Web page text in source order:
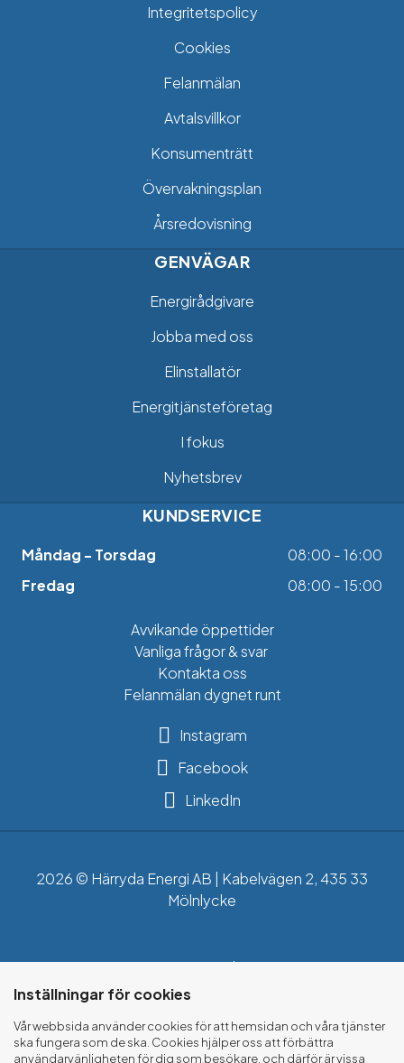
Integritetspolicy
Cookies
Felanmälan
Avtalsvillkor
Konsumenträtt
Övervakningsplan
Årsredovisning
GENVÄGAR
Energirådgivare
Jobba med oss
Elinstallatör
Energitjänsteföretag
I fokus
Nyhetsbrev
KUNDSERVICE
Måndag - Torsdag
08:00 - 16:00
Fredag
08:00 - 15:00
Avvikande öppettider
Vanliga frågor & svar
Kontakta oss
Felanmälan dygnet runt
Instagram
Facebook
LinkedIn
2026 © Härryda Energi AB | Kabelvägen 2, 435 33
Mölnlycke
Integritetspolicy
Inställningar för cookies
Vår webbsida använder cookies för att hemsidan och våra tjänster
ska fungera som de ska. Cookies hjälper oss att förbättra
användarvänligheten för dig som besökare, och därför är vissa